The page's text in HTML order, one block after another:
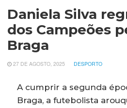
Daniela Silva
dos Campeões
Braga
27 DE AGOSTO, 2025 DESPORTO
A cumprir a segunda
Braga, a futebolista